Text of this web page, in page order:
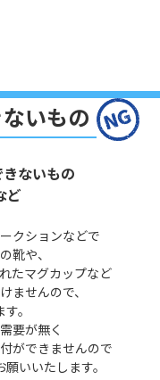
いもの
ないもの
ど
クションなどで
靴や、
たマグカップなど
ませんので、
。
要が無く
ができませんので
いいたします。